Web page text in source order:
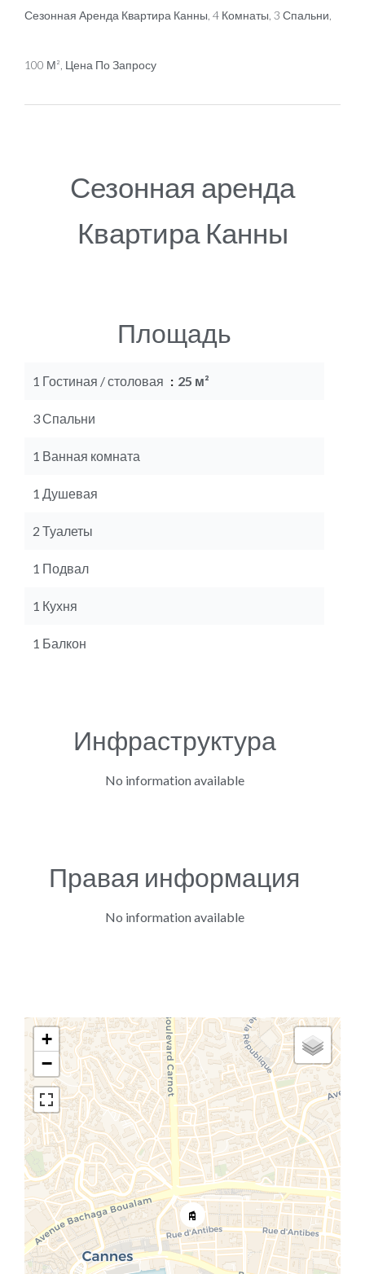
Сезонная Аренда Квартира Канны, 4 Комнаты, 3 Спальни,
100 М², Цена По Запросу
Сезонная аренда
Квартира Канны
Площадь
1 Гостиная / столовая 25 м²
3 Спальни
1 Ванная комната
1 Душевая
2 Туалеты
1 Подвал
1 Кухня
1 Балкон
Инфраструктура
No information available
Правая информация
No information available
+
−